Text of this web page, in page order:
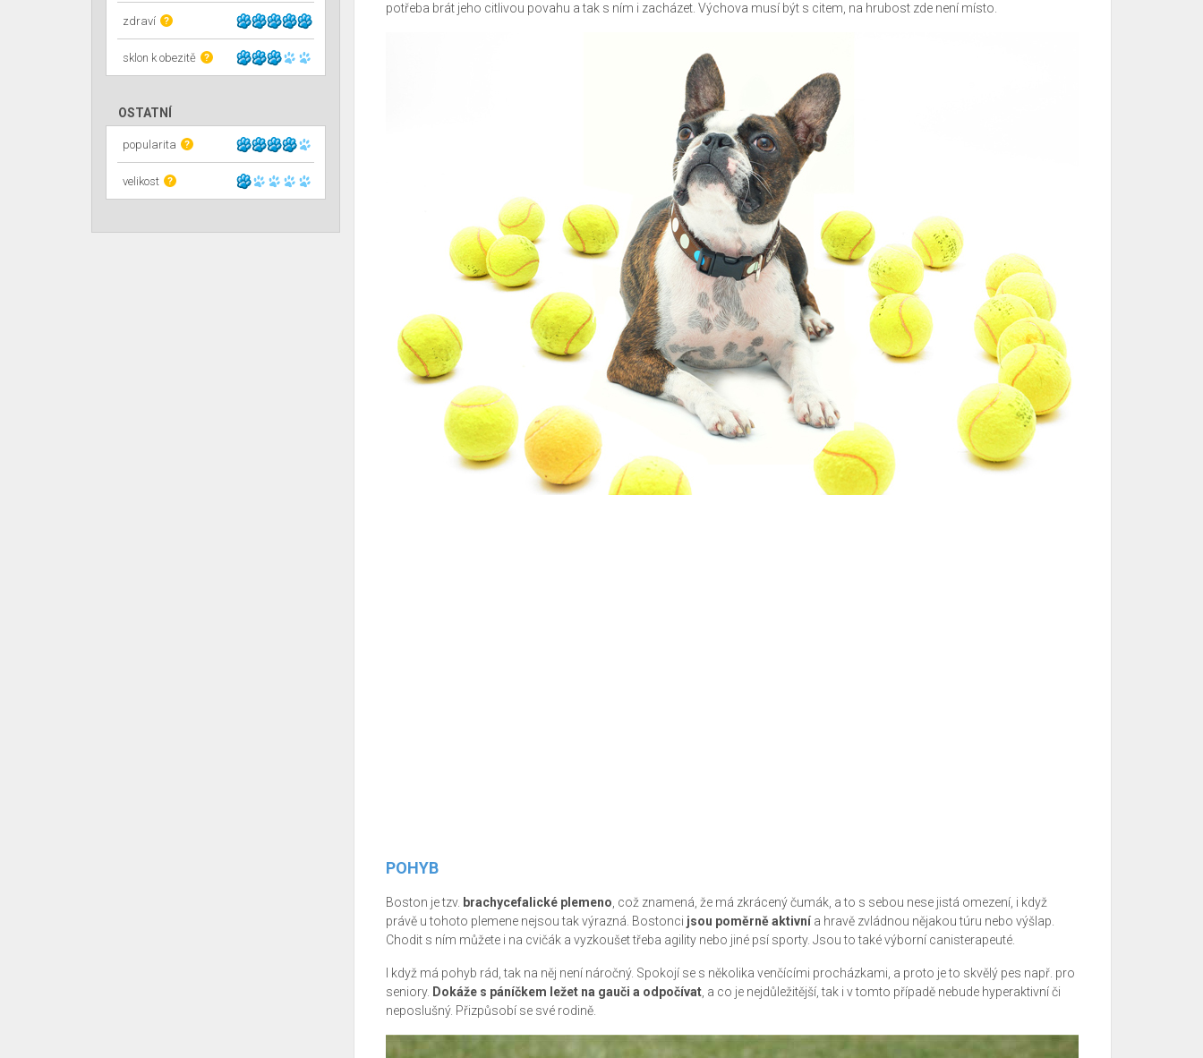
zdraví ?
sklon k obezitě ?
OSTATNÍ
popularita ?
velikost ?
potřeba brát jeho citlivou povahu a tak s ním i zacházet. Výchova musí být s citem, na hrubost zde není místo.
POHYB
Boston je tzv. brachycefalické plemeno , což znamená, že má zkrácený čumák, a to s sebou nese jistá omezení, i když
právě u tohoto plemene nejsou tak výrazná. Bostonci jsou poměrně aktivnía hravě zvládnou nějakou túru nebo výšlap.
Chodit s ním můžete i na cvičák a vyzkoušet třeba agility nebo jiné psí sporty. Jsou to také výborní canisterapeuté.
I když má pohyb rád, tak na něj není náročný. Spokojí se s několika venčícími procházkami, a proto je to skvělý pes např. pro
seniory. Dokáže s páníčkem ležet na gauči a odpočívat, a co je nejdůležitější, tak i v tomto případě nebude hyperaktivní či
neposlušný. Přizpůsobí se své rodině.